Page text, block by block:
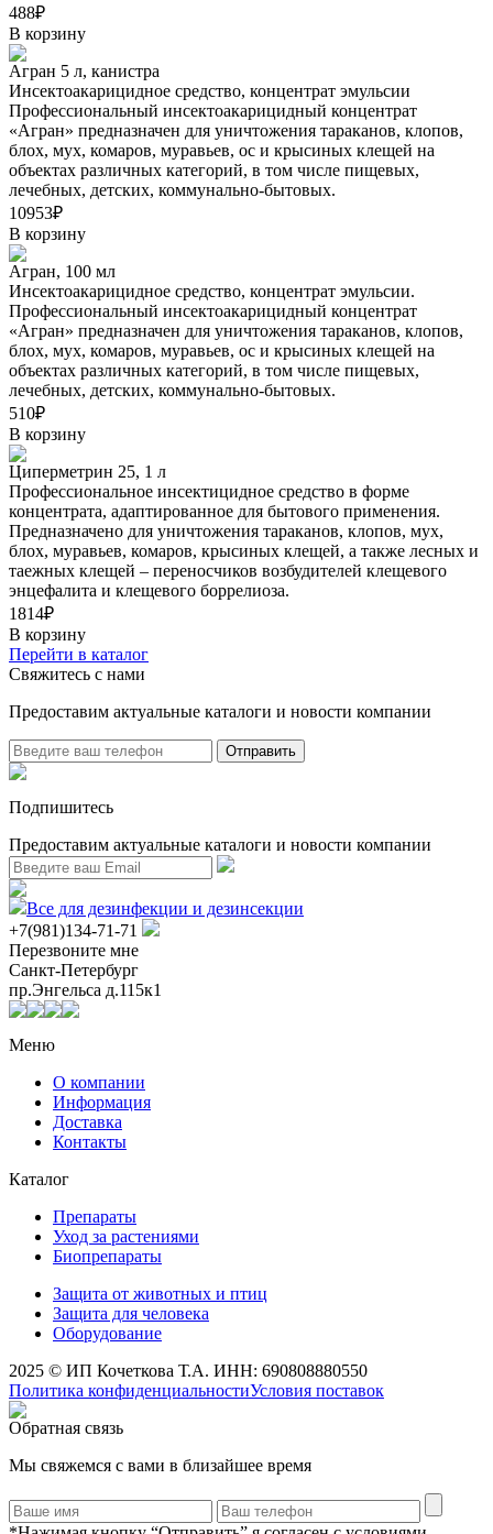
488₽
В корзину
Агран 5 л, канистра
Инсектоакарицидное средство, концентрат эмульсии
Профессиональный инсектоакарицидный концентрат
«Агран» предназначен для уничтожения тараканов, клопов,
блох, мух, комаров, муравьев, ос и крысиных клещей на
объектах различных категорий, в том числе пищевых,
лечебных, детских, коммунально-бытовых.
10953₽
В корзину
Агран, 100 мл
Инсектоакарицидное средство, концентрат эмульсии.
Профессиональный инсектоакарицидный концентрат
«Агран» предназначен для уничтожения тараканов, клопов,
блох, мух, комаров, муравьев, ос и крысиных клещей на
объектах различных категорий, в том числе пищевых,
лечебных, детских, коммунально-бытовых.
510₽
В корзину
Циперметрин 25, 1 л
Профессиональное инсектицидное средство в форме
концентрата, адаптированное для бытового применения.
Предназначено для уничтожения тараканов, клопов, мух,
блох, муравьев, комаров, крысиных клещей, а также лесных и
таежных клещей – переносчиков возбудителей клещевого
энцефалита и клещевого боррелиоза.
1814₽
В корзину
Перейти в каталог
Свяжитесь с нами
Предоставим актуальные каталоги и новости компании
Подпишитесь
Предоставим актуальные каталоги и новости компании
Все для дезинфекции и дезинсекции
+7(981)134-71-71
Перезвоните мне
Санкт-Петербург
пр.Энгельса д.115к1
Меню
О компании
Информация
Доставка
Контакты
Каталог
Препараты
Уход за растениями
Биопрепараты
Защита от животных и птиц
Защита для человека
Оборудование
2025 © ИП Кочеткова Т.А. ИНН: 690808880550
Политика конфиденциальностиУсловия поставок
Обратная связь
Мы свяжемся с вами в близайшее время